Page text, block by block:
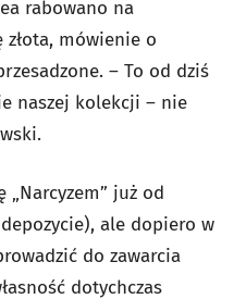
rabowano na
mówienie o
– To od dziś
naszej kolekcji – nie
„Narcyzem” już od
ale dopiero w
do zawarcia
dotychczas